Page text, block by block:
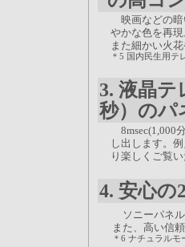
映画などの暗
やかな色を再
また細かい火
＊5 国内民生用テ
3. 液晶テ
秒）のパ
8msec(1,000
し出します。
り楽しくご覧い
4. 安心の
ソニーパネル
また、高い信
＊6 ナチュラルモ